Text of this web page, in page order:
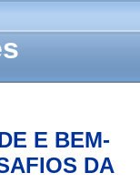
E BEM-
DA